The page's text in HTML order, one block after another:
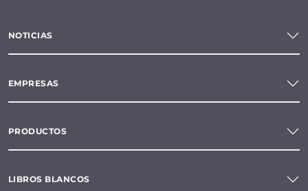
NOTICIAS
EMPRESAS
PRODUCTOS
LIBROS BLANCOS